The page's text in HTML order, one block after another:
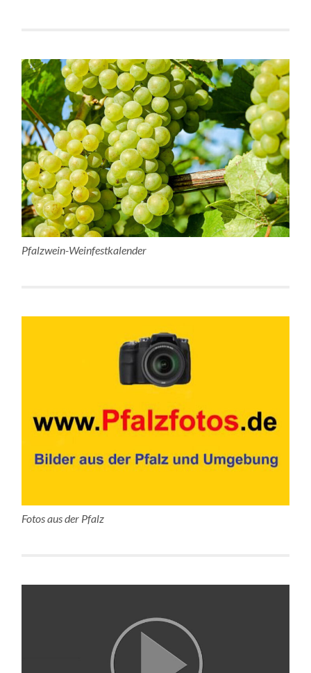
Pfalzwein-Weinfestkalender
Fotos aus der Pfalz